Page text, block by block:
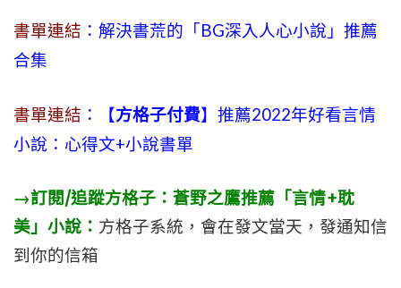
書單連結 ：解決書荒的「BG深入人心小說」推薦
合集
書單連結 ：【方格子付費】推薦2022年好看言情
小說：心得文+小說書單
→訂閱/追蹤方格子：蒼野之鷹推薦「言情+耽
美」小說： 方格子系統，會在發文當天，發通知信
到你的信箱